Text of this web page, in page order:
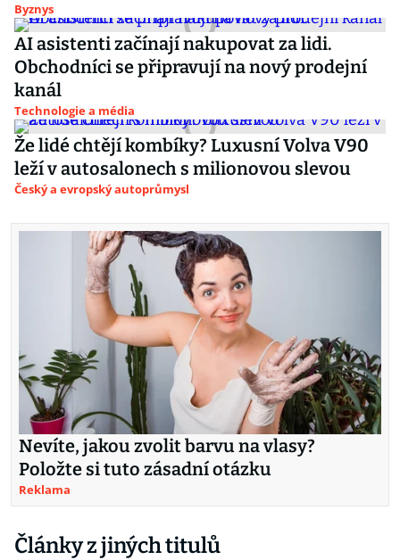
Byznys
AI asistenti začínají nakupovat za lidi.
Obchodníci se připravují na nový prodejní
kanál
Technologie a média
Že lidé chtějí kombíky? Luxusní Volva V90
leží v autosalonech s milionovou slevou
Český a evropský autoprůmysl
Nevíte, jakou zvolit barvu na vlasy?
Položte si tuto zásadní otázku
Reklama
Články z jiných titulů